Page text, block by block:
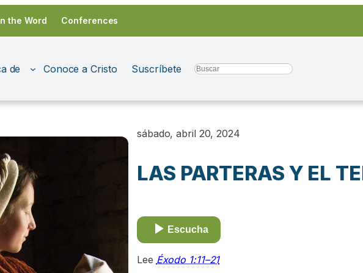
the Word Conferences
de Conoce a Cristo Suscríbete Search
sábado, abril 20, 2024
LAS PARTERAS Y EL
Escucha
Lee Éxodo 1:11–21